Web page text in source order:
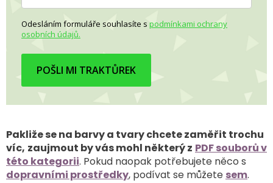
Odesláním formuláře souhlasíte s podmínkami ochrany
osobních údajů.
POŠLI MI TRAKTŮREK
Pakliže se na barvy a tvary chcete zaměřit trochu
víc, zaujmout by vás mohl některý z PDF souborů v
této kategorii. Pokud naopak potřebujete něco s
dopravními prostředky, podívat se můžete sem.